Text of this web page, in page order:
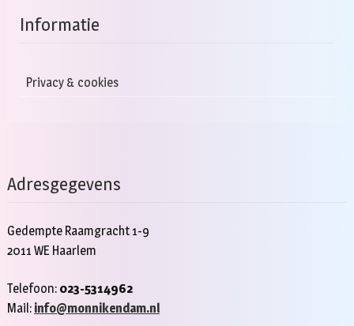
Informatie
Privacy & cookies
Adresgegevens
Gedempte Raamgracht 1-9
2011 WE Haarlem
Telefoon: 023-5314962
Mail: info@monnikendam.nl